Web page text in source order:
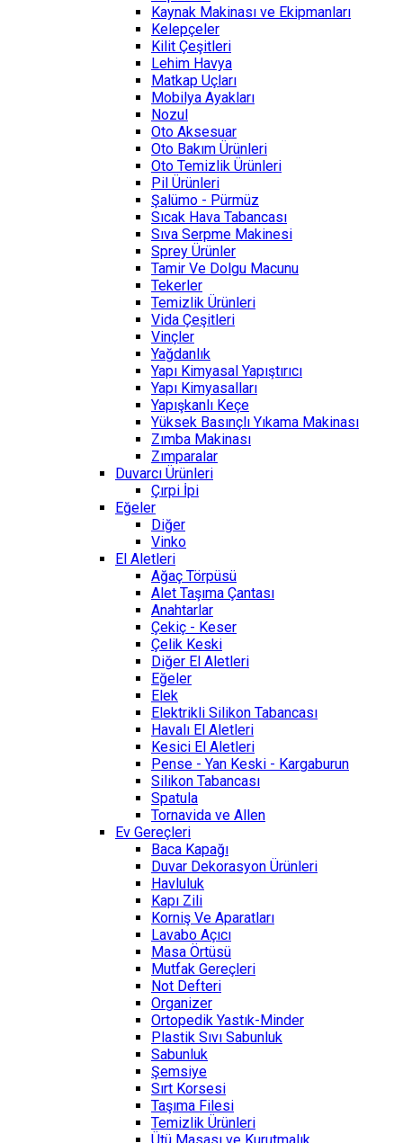
Kaynak Makinası ve Ekipmanları
Kelepçeler
Kilit Çeşitleri
Lehim Havya
Matkap Uçları
Mobilya Ayakları
Nozul
Oto Aksesuar
Oto Bakım Ürünleri
Oto Temizlik Ürünleri
Pil Ürünleri
Şalümo - Pürmüz
Sıcak Hava Tabancası
Sıva Serpme Makinesi
Sprey Ürünler
Tamir Ve Dolgu Macunu
Tekerler
Temizlik Ürünleri
Vida Çeşitleri
Vinçler
Yağdanlık
Yapı Kimyasal Yapıştırıcı
Yapı Kimyasalları
Yapışkanlı Keçe
Yüksek Basınçlı Yıkama Makinası
Zımba Makinası
Zımparalar
Duvarcı Ürünleri
Çırpi İpi
Eğeler
Diğer
Vinko
El Aletleri
Ağaç Törpüsü
Alet Taşıma Çantası
Anahtarlar
Çekiç - Keser
Çelik Keski
Diğer El Aletleri
Eğeler
Elek
Elektrikli Silikon Tabancası
Havalı El Aletleri
Kesici El Aletleri
Pense - Yan Keski - Kargaburun
Silikon Tabancası
Spatula
Tornavida ve Allen
Ev Gereçleri
Baca Kapağı
Duvar Dekorasyon Ürünleri
Havluluk
Kapı Zili
Korniş Ve Aparatları
Lavabo Açıcı
Masa Örtüsü
Mutfak Gereçleri
Not Defteri
Organizer
Ortopedik Yastık-Minder
Plastik Sıvı Sabunluk
Sabunluk
Şemsiye
Sırt Korsesi
Taşıma Filesi
Temizlik Ürünleri